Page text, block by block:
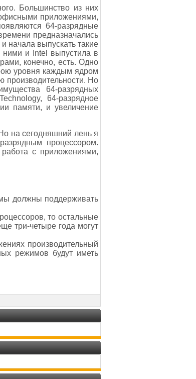
Большинство из них
приложениями,
64-разрядные
предназначались
начала выпускать такие
ними и Intel выпустила в
конечно, есть. Одно
уровня каждым ядром
производительности. Но
64-разрядных
64-разрядное
памяти, и увеличение
на сегодняшний лень я
процессором.
работа с приложениями,
должны поддерживать
то остальные
три-четыре года могут
производительный
режимов будут иметь